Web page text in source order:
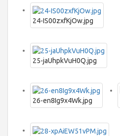
24-IS00zxfKjOw.jpg
25-jaUhpkVuH0Q.jpg
26-en8Ig9x4Wk.jpg